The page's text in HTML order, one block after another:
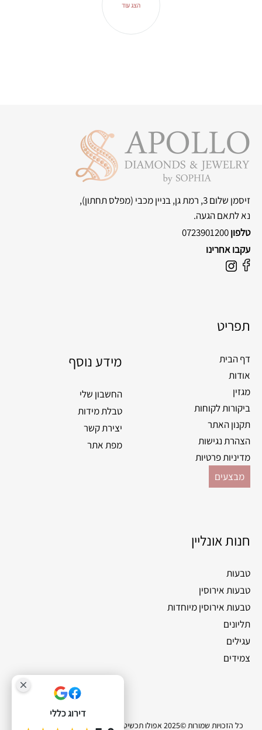
הצג עוד
זיסמן שלום 3, רמת גן, בניין מכבי
(מפלס תחתון),
נא לתאם הגעה.
טלפון0723901200
עקבו אחרינו
F
b
o
k
I
a
r
a
m
תפריט
דף הבית
אודות
מגזין
ביקורות לקוחות
תקנון האתר
הצהרת נגישות
מדיניות פרטיות
מבצעים
מידע נוסף
החשבון שלי
טבלת מידות
יצירת קשר
מפת אתר
חנות אונליין
טבעות
טבעות אירוסין
טבעות אירוסין מיוחדות
תליונים
עגילים
צמידים
כל הזכויות שמורות ©2025 אפולו תכשיטי יהלומים | סייטלינקס קידום אתרים
דירוג כללי